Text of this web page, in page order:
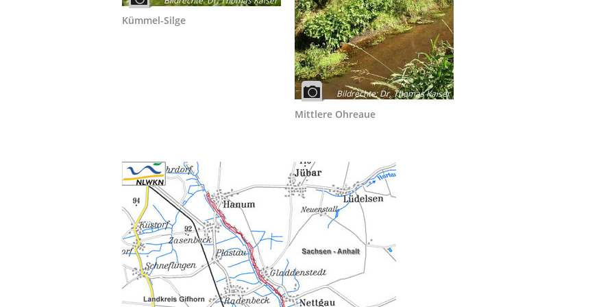
Kümmel-Silge
Bildrechte:Dr. Thomas Kaiser
Mittlere Ohreaue